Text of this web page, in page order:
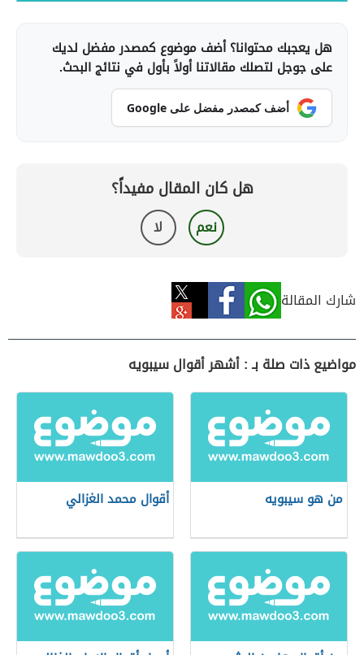
هل يعجبك محتوانا؟ أضف موضوع كمصدر مفضل لديك
على جوجل لتصلك مقالاتنا أولاً بأول في نتائج البحث.
أضف كمصدر مفضل على Google
هل كان المقال مفيداً؟
نعم لا
شارك المقالة
مواضيع ذات صلة بـ : أشهر أقوال سيبويه
من هو سيبويه أقوال محمد الغزالي